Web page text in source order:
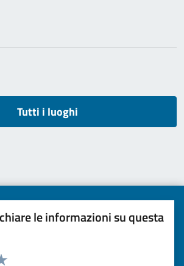
Tutti i luoghi
le informazioni su questa
pagina